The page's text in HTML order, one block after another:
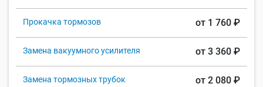
Прокачка тормозов от 1 760 ₽
Замена вакуумного усилителя от 3 360 ₽
Замена тормозных трубок от 2 080 ₽